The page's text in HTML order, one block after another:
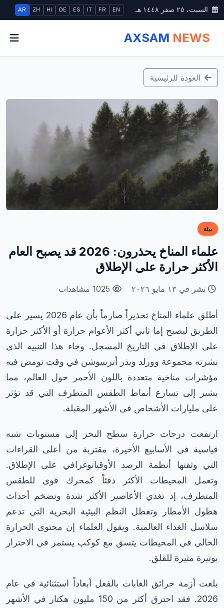
السبت، ٢٥ صفر ١٤٤٨ هـ EN
FR
IT
ES
DE
HI
ZH
AR
AXSAM NEWS
العودة للرئيسية
بيئة
علماء المناخ يحذرون: 2026 قد يصبح العام
الأكثر حرارة على الإطلاق
نشر في ١٣ مايو ٢٠٢٦
أطلق علماء المناخ تحذيراً صارماً بأن عام 2026 يسير على
الطريق ليصبح إما ثاني أكثر الأعوام حرارة أو الأكثر حرارة
على الإطلاق في التاريخ المسجل. وجاء هذا التنبيه الذي
نشرته مجموعة وورلد ويذر أتريبيوشن في وقت تومض فيه
مؤشرات مناخية متعددة باللون الأحمر حول العالم، مما
يشير إلى تسارع أنماط الطقس المتطرف التي قد تؤثر
على مليارات الأشخاص في الأشهر المقبلة.
ارتفعت درجات حرارة سطح البحر إلى مستويات شبه
قياسية في الأسابيع الأخيرة، مقتربة من أعلى القراءات
التي وثقتها أنظمة الرصد الأوقيانوغرافي على الإطلاق.
وتعمل المحيطات الأكثر دفئاً كمحرك قوي للطقس
المتطرف، إذ تغذي الأعاصير الأكثر شدة وتضخم أحداث
هطول الأمطار وتعطل النظم البيئية البحرية التي تدعم
سلاسل الغذاء العالمية. ويقول العلماء إن محتوى الحرارة
الحالي في المحيطات يتسق مع كوكب يستمر في الاحترار
بوتيرة مثيرة للقلق.
بلغت أزمة حرائق الغابات بالفعل أبعاداً استثنائية في عام
2026. فقد احترق أكثر من 150 مليون هكتار في الأشهر